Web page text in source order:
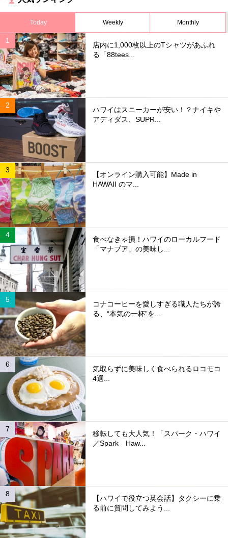
Today Weekly Monthly
店内に1,000枚以上のTシャツがあふれ
る「88tees...
ハワイはスニーカーが安い！？ナイキや
アディダス、SUPR...
【オンライン購入可能】Made in
HAWAII のマ...
食べなきゃ損！ハワイのローカルフード
「マナプア」の美味し...
コナコーヒーを愛しすぎる職人たちが誇
る、“本気の一杯”を...
気取らずに美味しく食べられるロコモコ
4選...
移転しても大人気！「スパーク・ハワイ
／Spark Haw...
【ハワイで役立つ英会話】タクシーに乗
る前に質問してみよう...